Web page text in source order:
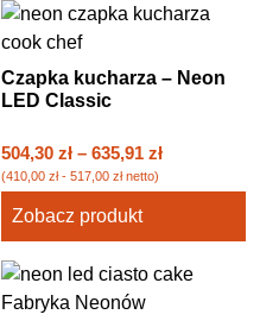
Czapka kucharza – Neon
LED Classic
504,30 zł – 635,91 zł
(410,00 zł- 517,00 złnetto)
Zobacz produkt